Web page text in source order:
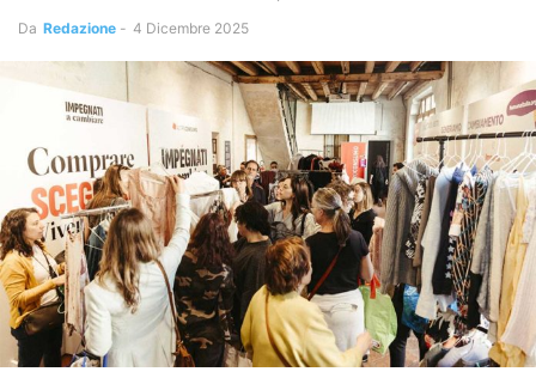
Da Redazione - 4 Dicembre 2025